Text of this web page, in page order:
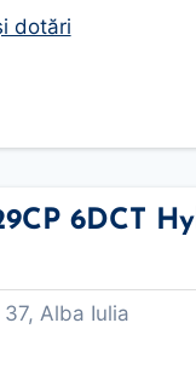
dotări
6DCT
Alba Iulia